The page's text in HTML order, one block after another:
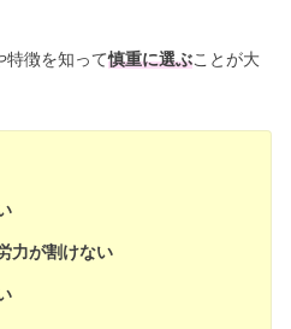
特徴を知って慎重に選ぶことが大
力が割けない